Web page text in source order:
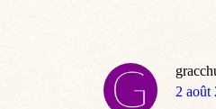
dit
2 août